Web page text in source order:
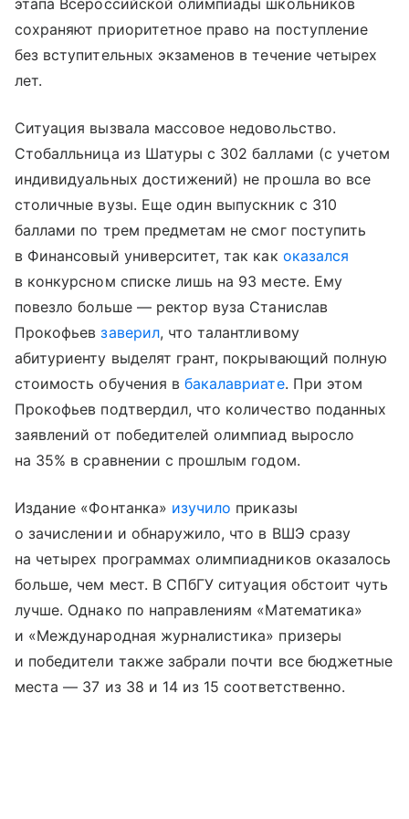
этапа Всероссийской олимпиады школьников
сохраняют приоритетное право на поступление
без вступительных экзаменов в течение четырех
лет.
Ситуация вызвала массовое недовольство.
Стобалльница из Шатуры с 302 баллами (с учетом
индивидуальных достижений) не прошла во все
столичные вузы. Еще один выпускник с 310
баллами по трем предметам не смог поступить
в Финансовый университет, так как оказался
в конкурсном списке лишь на 93 месте. Ему
повезло больше — ректор вуза Станислав
Прокофьевзаверил, что талантливому
абитуриенту выделят грант, покрывающий полную
стоимость обучения вбакалавриате. При этом
Прокофьев подтвердил, что количество поданных
заявлений от победителей олимпиад выросло
на 35% в сравнении с прошлым годом.
Издание «Фонтанка» изучило приказы
о зачислении и обнаружило, что в ВШЭ сразу
на четырех программах олимпиадников оказалось
больше, чем мест. В СПбГУ ситуация обстоит чуть
лучше. Однако по направлениям «Математика»
и «Международная журналистика» призеры
и победители также забрали почти все бюджетные
места — 37 из 38 и 14 из 15 соответственно.